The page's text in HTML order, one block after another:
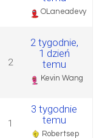
OLaneadevy
2
2 tygodnie,
1 dzień
temu
Kevin Wang
1
3 tygodnie
temu
Robertsep